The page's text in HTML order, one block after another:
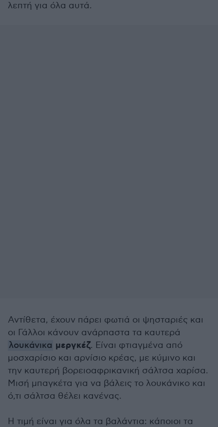
λεπτή για όλα αυτά.
Αντίθετα, έχουν πάρει φωτιά οι ψησταριές και
οι Γάλλοι κάνουν ανάρπαστα τα καυτερά
λουκάνικα μεργκέζ. Είναι φτιαγμένα από
μοσχαρίσιο και αρνίσιο κρέας, με κύμινο και
την καυτερή βορειοαφρικανική σάλτσα χαρίσα.
Μισή μπαγκέτα για να βάλεις το λουκάνικο και
ό,τι σάλτσα θέλει κανένας.
Η τιμή είναι για όλα τα βαλάντια: κάποιοι τα